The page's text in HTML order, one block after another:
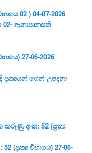
02 ) 04-07-2026
ආනාපානසති
27-06-2026
ගෙන් උපදනා
අංක: 52 (ප්‍ර‍ත්‍ය
(ප්‍ර‍ත්‍ය විභාගය) 27-06-